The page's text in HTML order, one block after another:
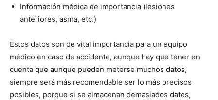
Información médica de importancia (lesiones
anteriores, asma, etc.)
Estos datos son de vital importancia para un equipo
médico en caso de accidente, aunque hay que tener en
cuenta que aunque pueden meterse muchos datos,
siempre será más recomendable ser lo más precisos
posibles, porque si se almacenan demasiados datos,